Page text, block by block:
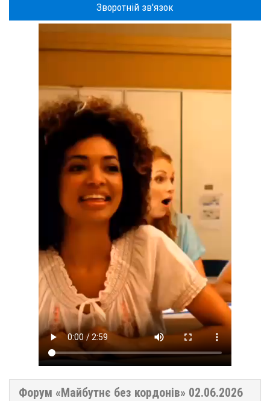
Зворотній зв'язок
Форум «Майбутнє без кордонів» 02.06.2026